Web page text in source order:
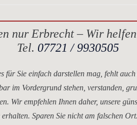
nur Erbrecht – Wir
Tel. 07721 / 9930505
für Sie einfach darstellen mag, fehlt
im Vordergrund stehen, verstanden,
Wir empfehlen Ihnen daher, unsere
Sparen Sie nicht am falschen